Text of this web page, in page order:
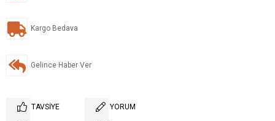
Kargo Bedava
Gelince Haber Ver
TAVSIYE YORUM